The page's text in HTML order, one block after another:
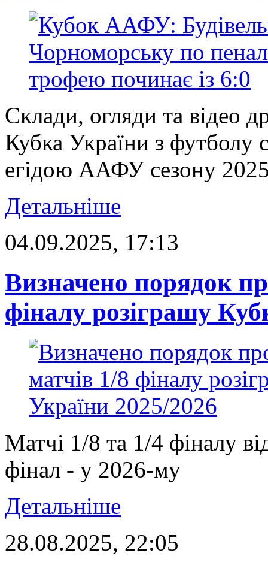
Склади, огляди та відео
Кубка України з футболу
егідою ААФУ сезону
Детальніше
04.09.2025, 17:13
Визначено порядок
фіналу розіграшу
Матчі 1/8 та 1/4 фіналу
фінал - у 2026-му
Детальніше
28.08.2025, 22:05